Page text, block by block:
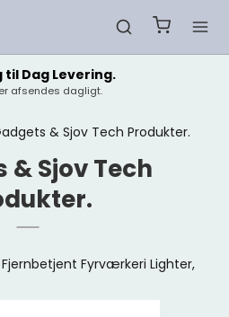
til Dag Levering.
afsendes dagligt.
& Sjov Tech Produkter.
& Sjov Tech
Fyrværkeri Lighter,